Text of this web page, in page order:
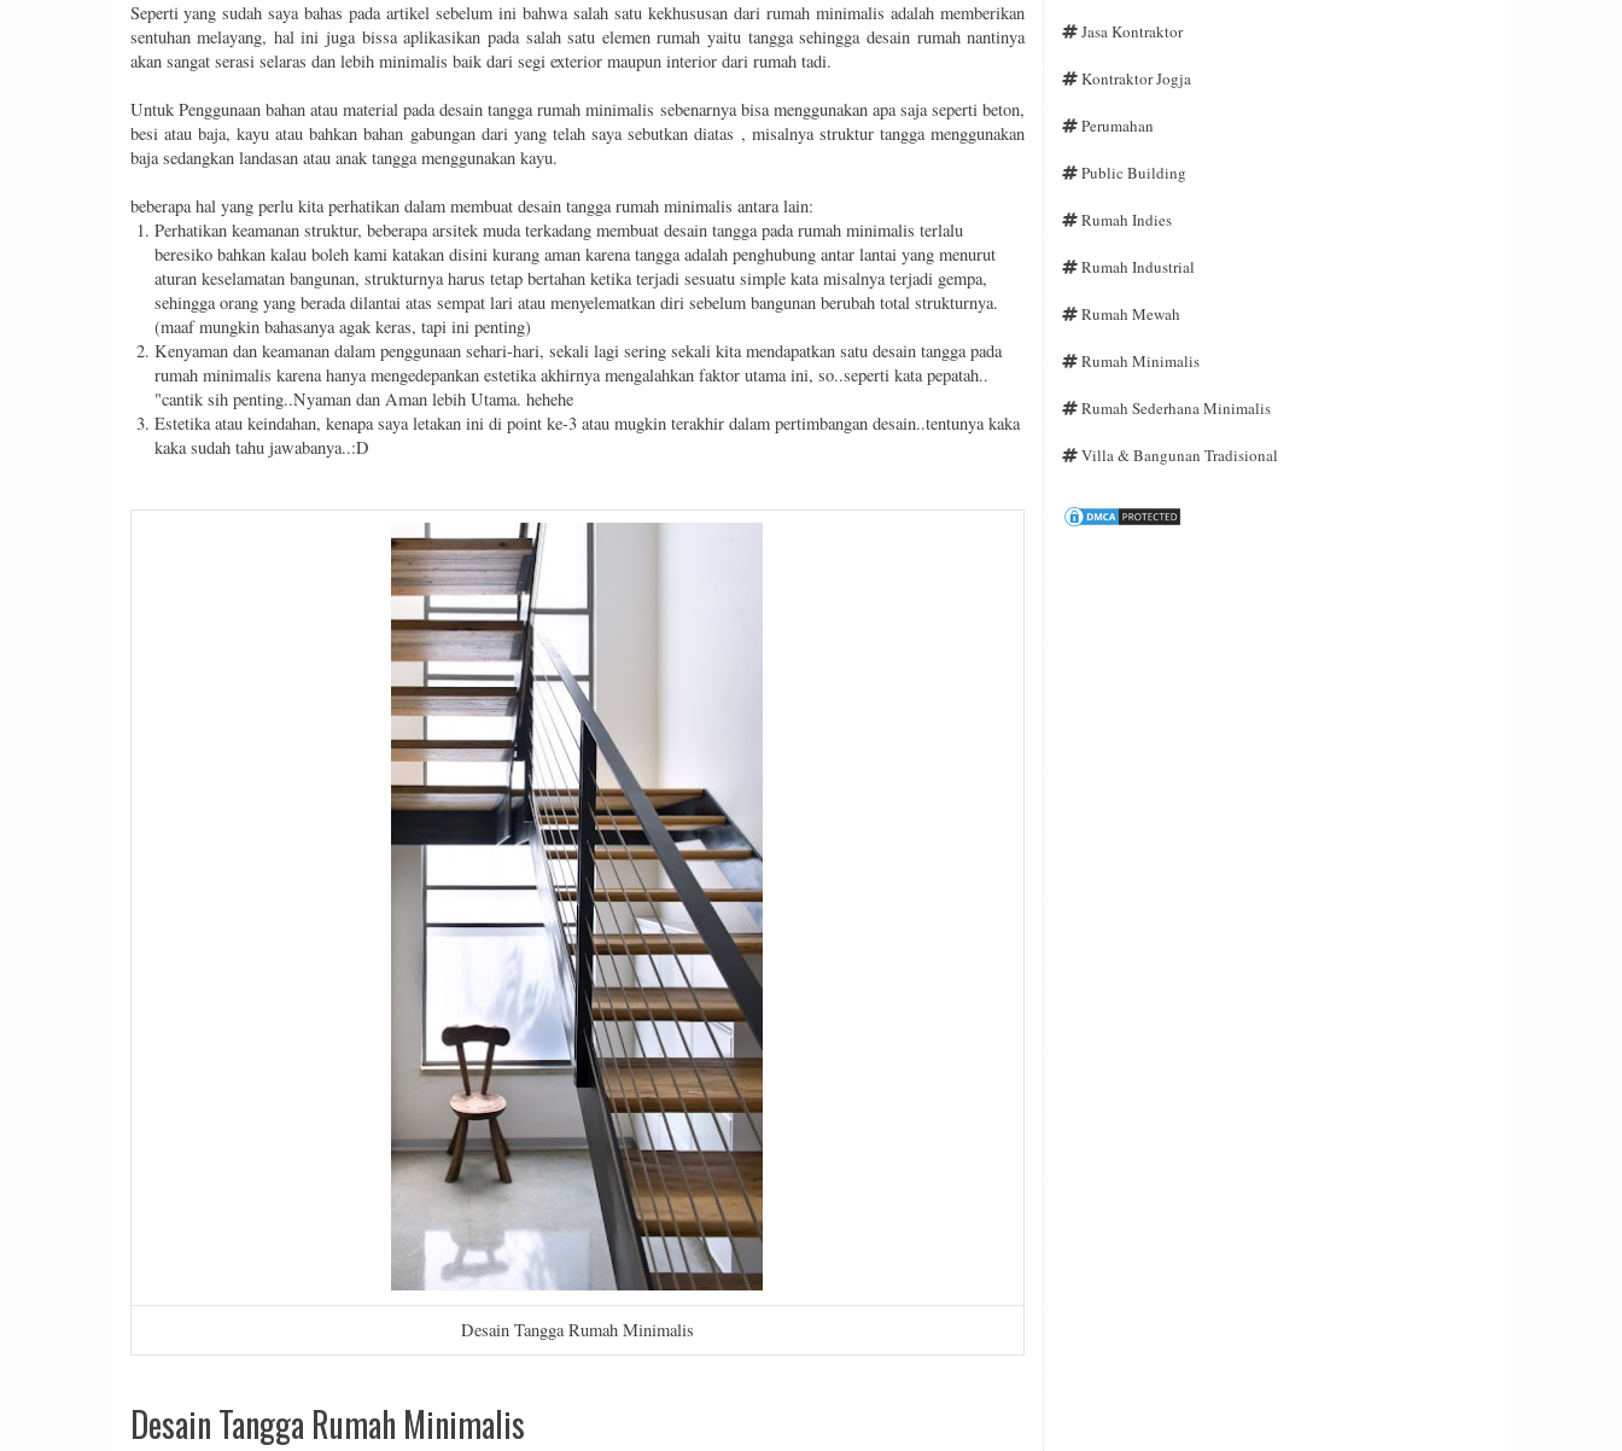
Seperti yang sudah saya bahas pada artikel sebelum ini bahwa salah satu kekhususan dari rumah minimalis adalah memberikan
sentuhan melayang, hal ini juga bissa aplikasikan pada salah satu elemen rumah yaitu tangga sehingga desain rumah nantinya
akan sangat serasi selaras dan lebih minimalis baik dari segi exterior maupun interior dari rumah tadi.
Untuk Penggunaan bahan atau material pada desain tangga rumah minimalis sebenarnya bisa menggunakan apa saja seperti beton,
besi atau baja, kayu atau bahkan bahan gabungan dari yang telah saya sebutkan diatas , misalnya struktur tangga menggunakan
baja sedangkan landasan atau anak tangga menggunakan kayu.
beberapa hal yang perlu kita perhatikan dalam membuat desain tangga rumah minimalis antara lain:
Perhatikan keamanan struktur, beberapa arsitek muda terkadang membuat desain tangga pada rumah minimalis terlalu
beresiko bahkan kalau boleh kami katakan disini kurang aman karena tangga adalah penghubung antar lantai yang menurut
aturan keselamatan bangunan, strukturnya harus tetap bertahan ketika terjadi sesuatu simple kata misalnya terjadi gempa,
sehingga orang yang berada dilantai atas sempat lari atau menyelematkan diri sebelum bangunan berubah total strukturnya.
(maaf mungkin bahasanya agak keras, tapi ini penting)
Kenyaman dan keamanan dalam penggunaan sehari-hari, sekali lagi sering sekali kita mendapatkan satu desain tangga pada
rumah minimalis karena hanya mengedepankan estetika akhirnya mengalahkan faktor utama ini, so..seperti kata pepatah..
"cantik sih penting..Nyaman dan Aman lebih Utama. hehehe
Estetika atau keindahan, kenapa saya letakan ini di point ke-3 atau mugkin terakhir dalam pertimbangan desain..tentunya kaka
kaka sudah tahu jawabanya..:D
Desain Tangga Rumah Minimalis
Desain Tangga Rumah Minimalis
Jasa Kontraktor
Kontraktor Jogja
Perumahan
Public Building
Rumah Indies
Rumah Industrial
Rumah Mewah
Rumah Minimalis
Rumah Sederhana Minimalis
Villa & Bangunan Tradisional